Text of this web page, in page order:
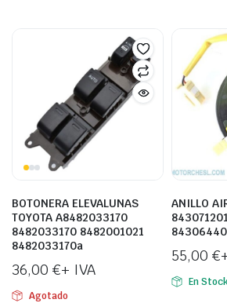
BOTONERA ELEVALUNAS
TOYOTA A8482033170
8482033170 8482001021
8482033170a
36,00 €+ IVA
Agotado
ANILLO
55,00 €
En